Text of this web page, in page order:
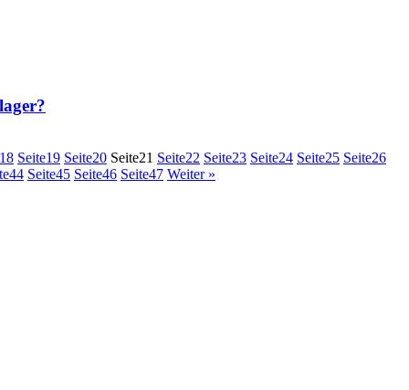
18 Seite19 Seite20 Seite21 Seite22 Seite23 Seite24 Seite25 Seite26
44 Seite45 Seite46 Seite47 Weiter »